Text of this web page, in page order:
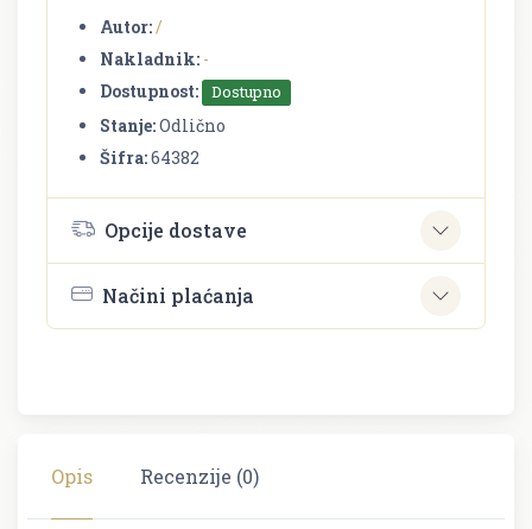
Autor:/
Nakladnik: -
Dostupnost:
Dostupno
Stanje:Odlično
Šifra:64382
Opcije dostave
Načini plaćanja
Opis Recenzije (0)